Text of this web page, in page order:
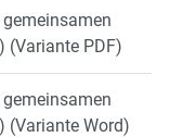
(Variante PDF)
(Variante Word)